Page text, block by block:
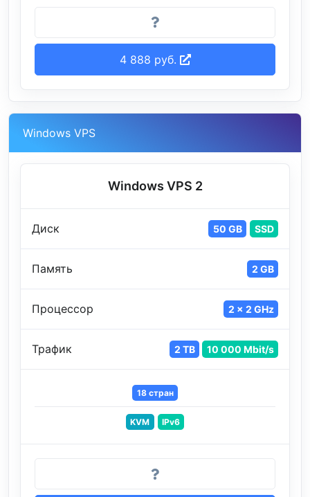
4 888 руб.
Windows VPS
Windows VPS 2
Диск 50 GB SSD
Память 2 GB
Процессор 2 x 2 GHz
Трафик 2 TB 10 000 Mbit/s
18 стран
KVM IPv6